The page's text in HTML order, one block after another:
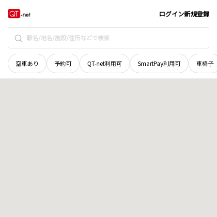
ログイン新規登録
空車あり 予約可 QT-net利用可 SmartPay利用可 車椅子
徳島県